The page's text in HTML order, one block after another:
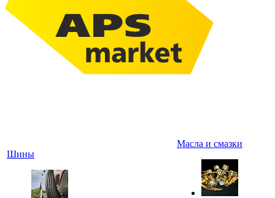
Шины
Масла и смазки